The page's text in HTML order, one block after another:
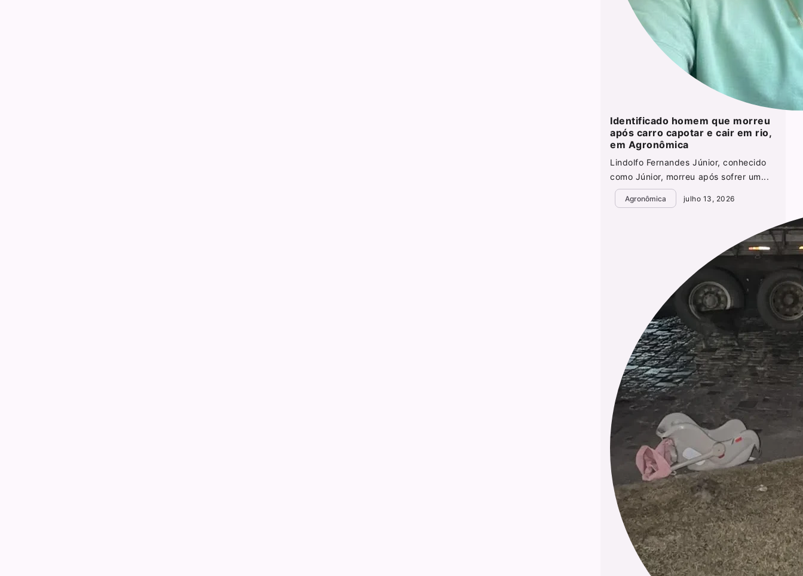
Identificado homem que morreu
após carro capotar e cair em rio,
em Agronômica
Lindolfo Fernandes Júnior, conhecido
como Júnior, morreu após sofrer um...
Agronômica julho 13, 2026